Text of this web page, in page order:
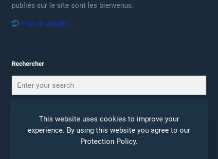
publiés sur le site sont les bienvenus.
Plus de détails …
Rechercher
This website uses cookies to improve your
experience. By using this website you agree to our
Protection Policy.